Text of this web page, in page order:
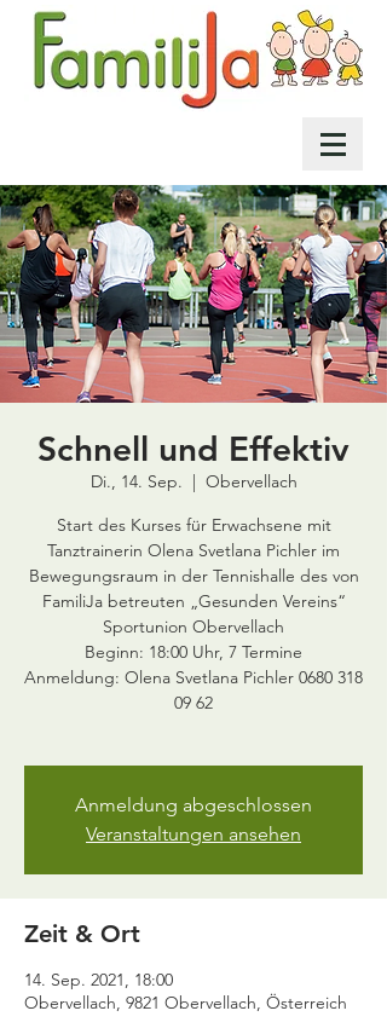
Schnell und Effektiv
Di., 14. Sep.
  |
Obervellach
Start des Kurses für Erwachsene mit
Tanztrainerin Olena Svetlana Pichler im
Bewegungsraum in der Tennishalle des von
FamiliJa betreuten „Gesunden Vereins“
Sportunion Obervellach
Beginn: 18:00 Uhr, 7 Termine
Anmeldung: Olena Svetlana Pichler 0680 318
09 62
Anmeldung abgeschlossen
Veranstaltungen ansehen
Zeit & Ort
14. Sep. 2021, 18:00
Obervellach, 9821 Obervellach, Österreich